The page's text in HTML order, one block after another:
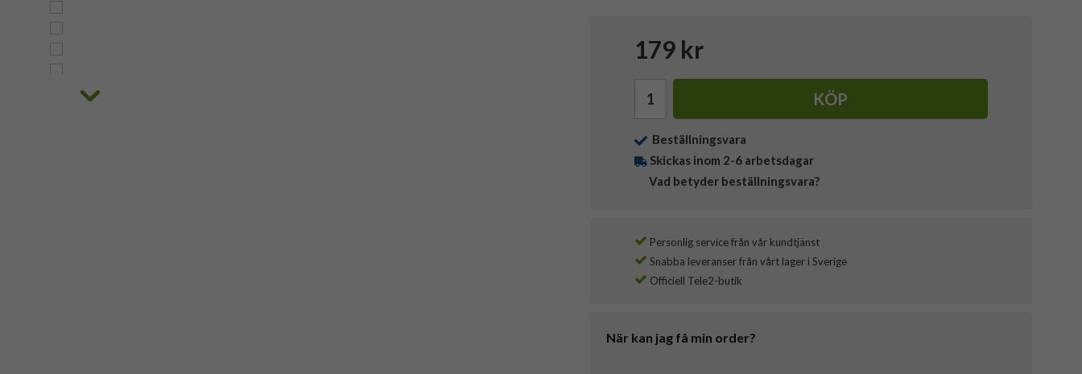
179 kr
KÖP
Beställningsvara
Skickas inom 2-6 arbetsdagar
Vad betyder beställningsvara?
Personlig service från vår kundtjänst
Snabba leveranser från vårt lager i Sverige
Officiell Tele2-butik
När kan jag få min order?